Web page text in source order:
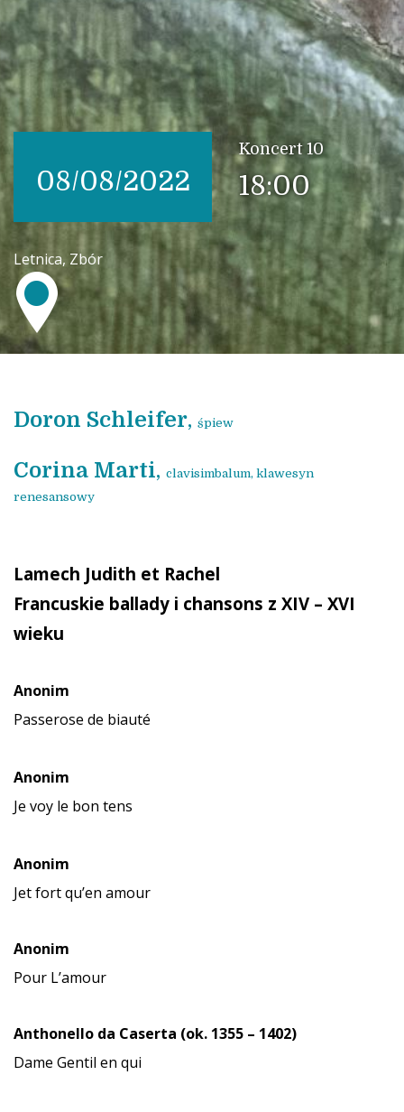
08/08/2022
Koncert 10
18:00
Letnica, Zbór
Doron Schleifer, śpiew
Corina Marti, clavisimbalum, klawesyn
renesansowy
Lamech Judith et Rachel
Francuskie ballady i chansons z XIV – XVI
wieku
Anonim
Passerose de biauté
Anonim
Je voy le bon tens
Anonim
Jet fort qu’en amour
Anonim
Pour L’amour
Anthonello da Caserta (ok. 1355 – 1402)
Dame Gentil en qui